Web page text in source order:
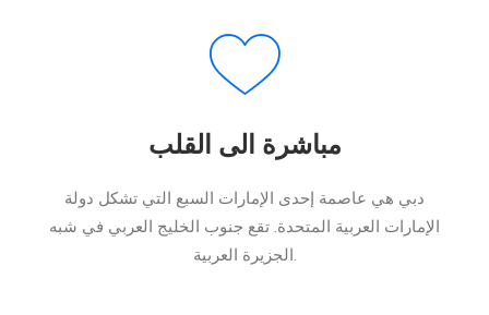
مباشرة الى القلب
دبي هي عاصمة إحدى الإمارات السبع التي تشكل دولة
الإمارات العربية المتحدة. تقع جنوب الخليج العربي في شبه
الجزيرة العربية.